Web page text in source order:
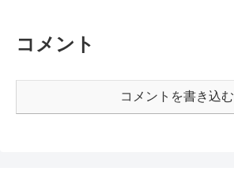
コメント
コメントを書き込む